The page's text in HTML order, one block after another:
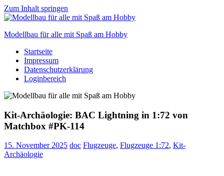
Zum Inhalt springen
Modellbau für alle mit Spaß am Hobby
Scale
modelling
to
Startseite
Impressum
Datenschutzerklärung
Loginbereich
Kit-Archäologie: BAC Lightning in 1:72 von
Matchbox #PK-114
15. November 2025 doc Flugzeuge, Flugzeuge 1:72, Kit-
Archäologie